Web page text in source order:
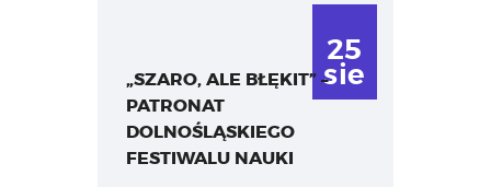
25
sie
„SZARO, ALE BŁĘKIT” –
PATRONAT
DOLNOŚLĄSKIEGO
FESTIWALU NAUKI